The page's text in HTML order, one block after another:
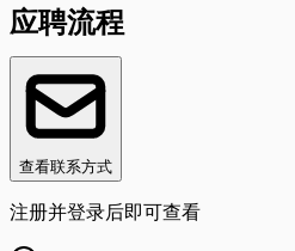
应聘流程
查看联系方式
注册并登录后即可查看